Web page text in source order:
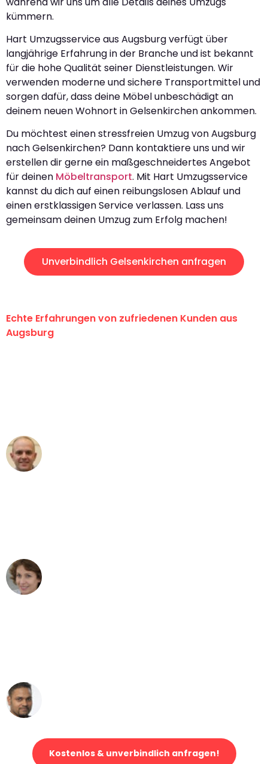
kümmern.
Hart Umzugsservice aus Augsburg verfügt über
langjährige Erfahrung in der Branche und ist bekannt
für die hohe Qualität seiner Dienstleistungen. Wir
verwenden moderne und sichere Transportmittel und
sorgen dafür, dass deine Möbel unbeschädigt an
deinem neuen Wohnort in Gelsenkirchen ankommen.
Du möchtest einen stressfreien Umzug von Augsburg
nach Gelsenkirchen? Dann kontaktiere uns und wir
erstellen dir gerne ein maßgeschneidertes Angebot
für deinen Möbeltransport. Mit Hart Umzugsservice
kannst du dich auf einen reibungslosen Ablauf und
einen erstklassigen Service verlassen. Lass uns
gemeinsam deinen Umzug zum Erfolg machen!
Unverbindlich Gelsenkirchen anfragen
Echte Erfahrungen von zufriedenen Kunden aus
Augsburg
Kostenlos & unverbindlich anfragen!